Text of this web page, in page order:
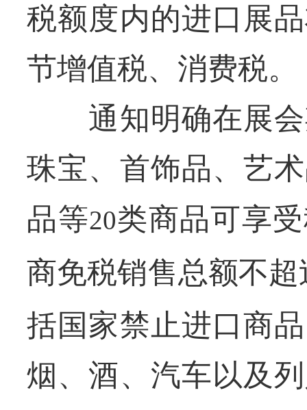
税额度内的进口展
节增值税、消费税。
通知明确在展会
珠宝、首饰品、艺
品等20类商品可享
商免税销售总额不超
括国家禁止进口商
烟、酒、汽车以及